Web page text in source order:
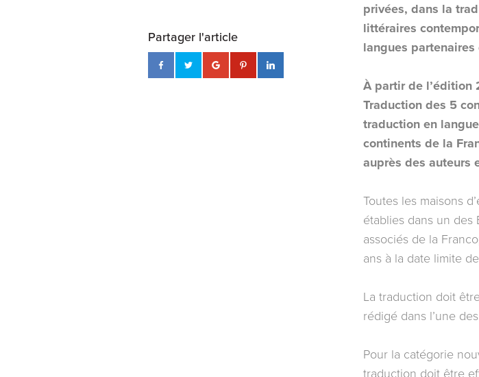
Partager l'article
privées, dans la
littéraires
langues partenaires
À partir de l’édition
Traduction des 5
traduction en
continents de la
auprès des auteurs
Toutes les maisons
établies dans un des
associés de la
ans à la date limite
La traduction doit
rédigé dans l’une
Pour la catégorie
traduction doit être